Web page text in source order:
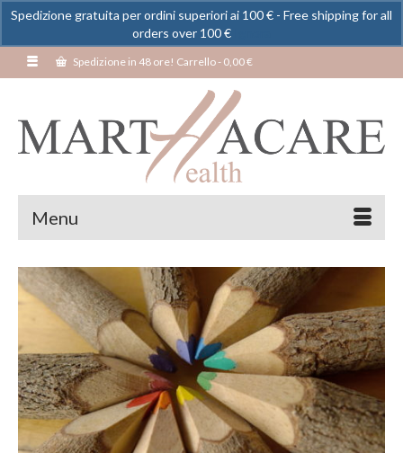
Spedizione in 48 ore! Carrello- 0,00€
Menu
Spedizione gratuita per ordini superiori ai 100 € - Free shipping for all
orders over 100 €